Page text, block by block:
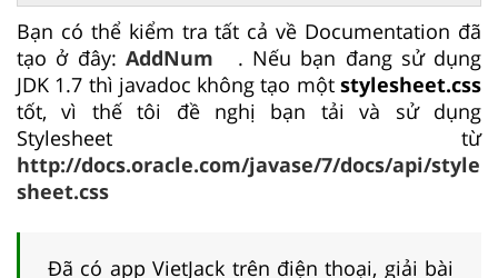
Bạn có thể kiểm tra tất cả về Documentation đã
tạo ở đây: AddNum
. Nếu bạn đang sử dụng
JDK 1.7 thì javadoc không tạo một stylesheet.css
tốt, vì thế tôi đề nghị bạn tải và sử dụng
Stylesheet từ
http://docs.oracle.com/javase/7/docs/api/style
sheet.css
Đã có app VietJack trên điện thoại, giải bài